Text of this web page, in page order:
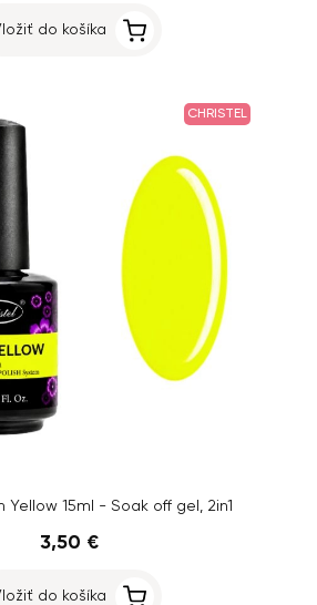
do košíka
CHRISTEL
Yellow 15ml - Soak off gel, 2in1
3,50 €
do košíka